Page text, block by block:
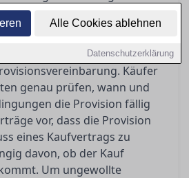
Alle Cookies ablehnen
Datenschutzerklärung
damit Sie in der Welt der
sicher navigieren können.
eines Maklervertrags in
Käufer
genau prüfen, wann und
die Provision fällig
vor, dass die Provision
eines Kaufvertrags zu
davon, ob der Kauf
Um ungewollte